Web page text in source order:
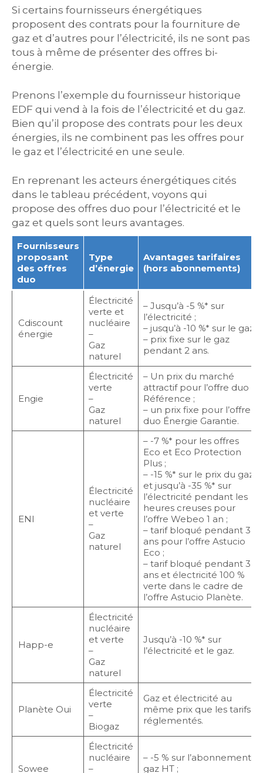
Si certains fournisseurs énergétiques
proposent des contrats pour la fourniture de
gaz et d’autres pour l’électricité, ils ne sont pas
tous à même de présenter des offres bi-
énergie.
Prenons l’exemple du fournisseur historique
EDF qui vend à la fois de l’électricité et du gaz.
Bien qu’il propose des contrats pour les deux
énergies, ils ne combinent pas les offres pour
le gaz et l’électricité en une seule.
En reprenant les acteurs énergétiques cités
dans le tableau précédent, voyons qui
propose des offres duo pour l’électricité et le
gaz et quels sont leurs avantages.
Fournisseurs
proposant
des offres
duo
Type
d’énergie
Avantages tarifaires
(hors abonnements)
Cdiscount
énergie
Électricité
verte et
nucléaire
–
Gaz
naturel
– Jusqu’à -5 %* sur
l’électricité ;
– jusqu’à -10 %* sur le gaz ;
– prix fixe sur le gaz
pendant 2 ans.
Engie
Électricité
verte
–
Gaz
naturel
– Un prix du marché
attractif pour l’offre duo
Référence ;
– un prix fixe pour l’offre
duo Énergie Garantie.
ENI
Électricité
nucléaire
et verte
–
Gaz
naturel
– -7 %* pour les offres
Eco et Eco Protection
Plus ;
– -15 %* sur le prix du gaz
et jusqu’à -35 %* sur
l’électricité pendant les
heures creuses pour
l’offre Webeo 1 an ;
– tarif bloqué pendant 3
ans pour l’offre Astucio
Eco ;
– tarif bloqué pendant 3
ans et électricité 100 %
verte dans le cadre de
l’offre Astucio Planète.
Happ-e
Électricité
nucléaire
et verte
–
Gaz
naturel
Jusqu’à -10 %* sur
l’électricité et le gaz.
Planète Oui
Électricité
verte
–
Biogaz
Gaz et électricité au
même prix que les tarifs
réglementés.
Sowee
Électricité
nucléaire
–
– -5 % sur l’abonnement
gaz HT ;